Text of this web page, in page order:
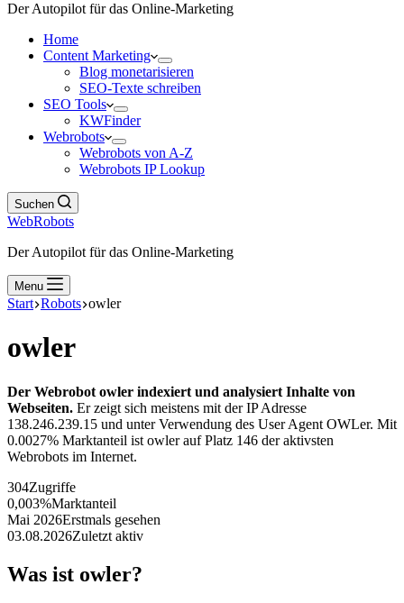
Der Autopilot für das Online-Marketing
Home
Content Marketing
Blog monetarisieren
SEO-Texte schreiben
SEO Tools
KWFinder
Webrobots
Webrobots von A-Z
Webrobots IP Lookup
Suchen
WebRobots
Der Autopilot für das Online-Marketing
Menu
Start Robots owler
owler
Der Webrobot owler indexiert und analysiert Inhalte von
Webseiten. Er zeigt sich meistens mit der IP Adresse
138.246.239.15 und unter Verwendung des User Agent OWLer. Mit
0.0027% Marktanteil ist owler auf Platz 146 der aktivsten
Webrobots im Internet.
304Zugriffe
0,003%Marktanteil
Mai 2026Erstmals gesehen
03.08.2026Zuletzt aktiv
Was ist owler?